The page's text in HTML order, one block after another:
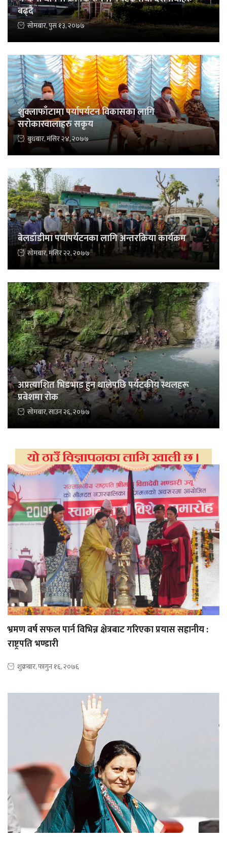
बढ्दै
सोमबार, पुस १३, २०७७
शुक्लाफाँटामा पर्यापर्यटन विकासका लागि
सरोकारवालाहरु सकृय
बुधबार, मंसिर २४, २०७७
बेलडाँडीमा पर्यापर्यटनका लागि अन्तरक्रिया कार्यक्रम
सोमबार, मंसिर २२, २०७७
अप्रत्याशित भिडभाड हुन थालेपछि पर्यटकीय स्थलहरू
प्रवेशमा रोक
सोमबार, साउन २६, २०७७
भ्रमण वर्ष सफल पार्न विभिन्न क्षेत्रबाट गरिएका प्रयास सह्रानीय :
राष्ट्रपति भण्डारी
शुक्रबार, फागुन १६, २०७६